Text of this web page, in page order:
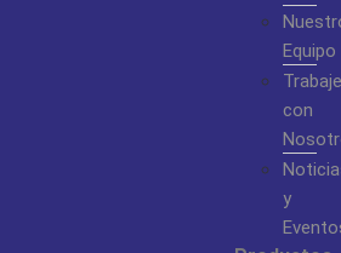
Equipo
Trabaje
con
y